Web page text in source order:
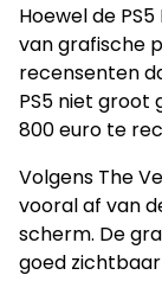
Hoewel de
van grafische
recensenten
PS5 niet groot
800 euro te
Volgens The
vooral af van
scherm. De
goed